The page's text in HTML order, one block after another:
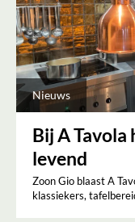
Nieuws
Bij A
levend
Zoon Gio blaast A
klassiekers,